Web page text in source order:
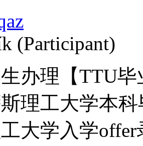
(Participant)
办理【TTU毕
理工大学本
大学入学offer